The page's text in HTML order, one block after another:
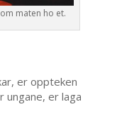
maten ho et.
er oppteken
ungane, er laga